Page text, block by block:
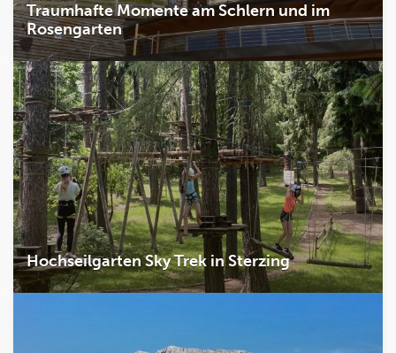
Traumhafte Momente am Schlern und im
Rosengarten
Hochseilgarten Sky Trek in Sterzing